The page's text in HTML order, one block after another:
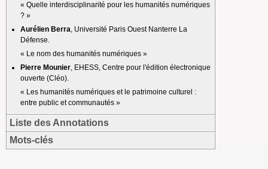
« Quelle interdisciplinarité pour les humanités numériques
? »
Aurélien Berra, Université Paris Ouest Nanterre La
Défense.
« Le nom des humanités numériques »
Pierre Mounier, EHESS, Centre pour l'édition électronique
ouverte (Cléo).
« Les humanités numériques et le patrimoine culturel :
entre public et communautés »
Liste des Annotations
Mots-clés